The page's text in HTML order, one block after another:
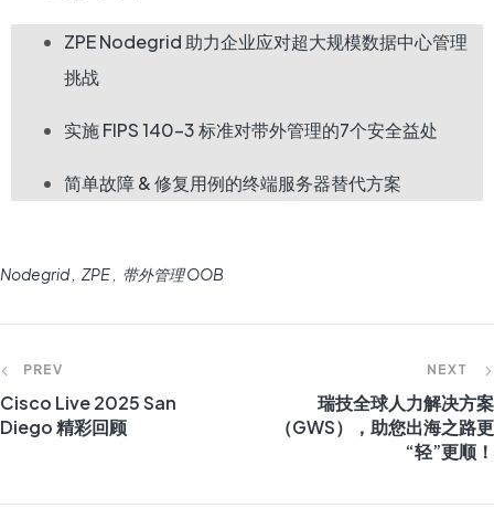
ZPE Nodegrid 助力企业应对超大规模数据中心管理
挑战
实施 FIPS 140-3 标准对带外管理的7个安全益处
简单故障 & 修复用例的终端服务器替代方案
Nodegrid ZPE 带外管理 OOB
PREV
Cisco Live 2025 San
Diego 精彩回顾
NEXT
瑞技全球人力解决方案
（GWS），助您出海之路更
“轻”更顺！